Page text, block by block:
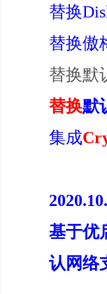
替换
替换傲
替换默
替换默
集成
基于优
认网络